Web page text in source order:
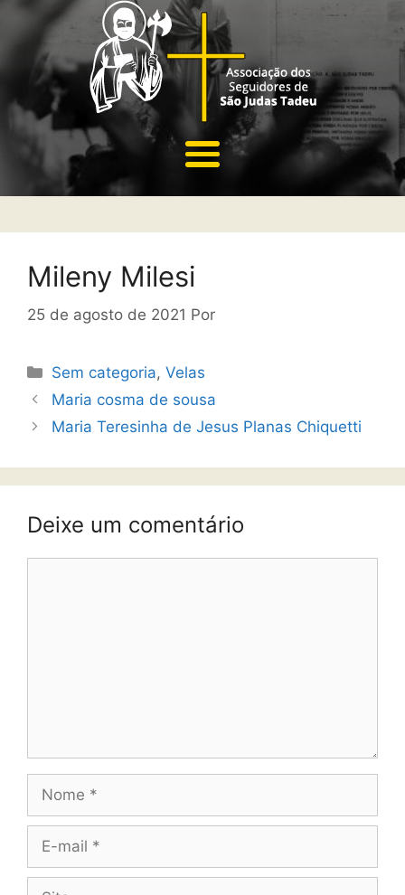
Mileny Milesi
25 de agosto de 2021 Por
Sem categoria,Velas
Maria cosma de sousa
Maria Teresinha de Jesus Planas Chiquetti
Deixe um comentário